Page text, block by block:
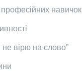
навичок
не вірю на слово”